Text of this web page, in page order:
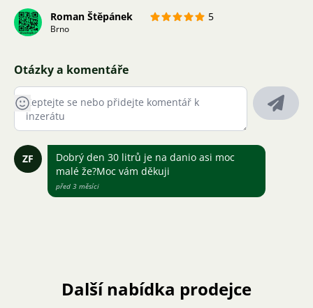
Roman Štěpánek 5
Brno
Otázky a komentáře
ZF
Dobrý den 30 litrů je na danio asi moc
malé že?Moc vám děkuji
před 3 měsíci
Další nabídka prodejce